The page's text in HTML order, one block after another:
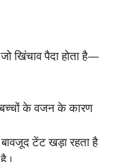
खिंचाव पैदा होता है—
के वजन के कारण
टेंट खड़ा रहता है